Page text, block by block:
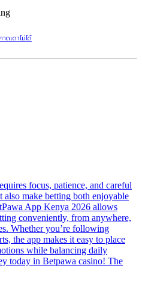
ดเดาไม่ได้
focus, patience, and careful
make betting both enjoyable
App Kenya 2026 allows
conveniently, from anywhere,
Whether you’re following
the app makes it easy to place
while balancing daily
today in Betpawa casino! The